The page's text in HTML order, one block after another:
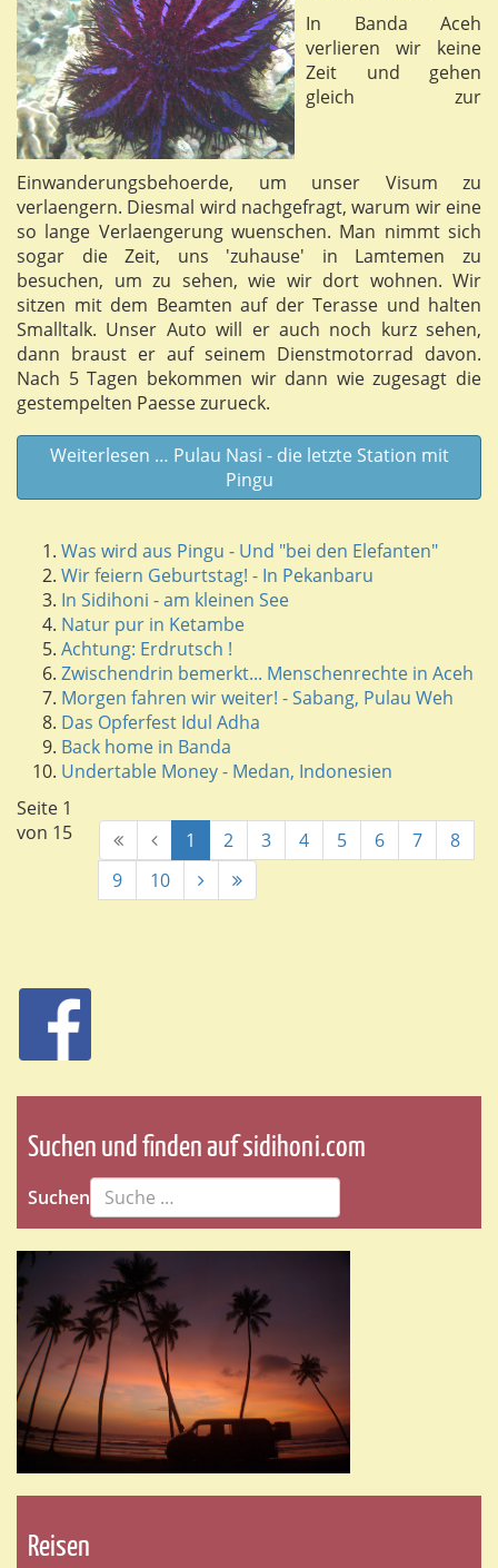
In Banda Aceh
verlieren wir keine
Zeit und gehen
gleich zur
Einwanderungsbehoerde, um unser Visum zu
verlaengern. Diesmal wird nachgefragt, warum wir eine
so lange Verlaengerung wuenschen. Man nimmt sich
sogar die Zeit, uns 'zuhause' in Lamtemen zu
besuchen, um zu sehen, wie wir dort wohnen. Wir
sitzen mit dem Beamten auf der Terasse und halten
Smalltalk. Unser Auto will er auch noch kurz sehen,
dann braust er auf seinem Dienstmotorrad davon.
Nach 5 Tagen bekommen wir dann wie zugesagt die
gestempelten Paesse zurueck.
Weiterlesen … Pulau Nasi - die letzte Station mit
Pingu
Was wird aus Pingu - Und "bei den Elefanten"
Wir feiern Geburtstag! - In Pekanbaru
In Sidihoni - am kleinen See
Natur pur in Ketambe
Achtung: Erdrutsch !
Zwischendrin bemerkt... Menschenrechte in Aceh
Morgen fahren wir weiter! - Sabang, Pulau Weh
Das Opferfest Idul Adha
Back home in Banda
Undertable Money - Medan, Indonesien
Seite 1
von 15
1 2 3 4 5 6 7
8
9
10
Suchen und finden auf sidihoni.com
Suchen
Reisen